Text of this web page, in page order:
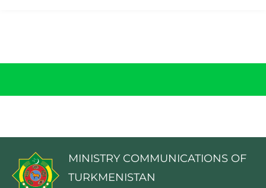
MINISTRY COMMUNICATIONS OF
TURKMENISTAN